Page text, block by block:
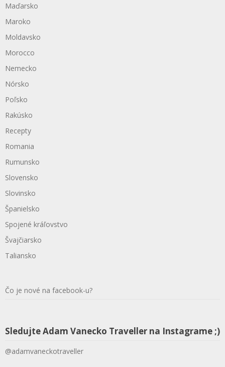
Maďarsko
Maroko
Moldavsko
Morocco
Nemecko
Nórsko
Poľsko
Rakúsko
Recepty
Romania
Rumunsko
Slovensko
Slovinsko
Španielsko
Spojené kráľovstvo
Švajčiarsko
Taliansko
Čo je nové na facebook-u?
Sledujte Adam Vanecko Traveller na Instagrame ;)
@adamvaneckotraveller